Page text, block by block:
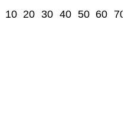
10 20 30 40 50 60 70